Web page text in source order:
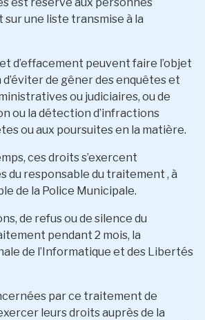
une liste transmise à la
d’effacement peuvent faire l’objet
de gêner des enquêtes et
ou judiciaires, ou de
ou la détection d’infractions
ou aux poursuites en la matière.
ces droits s’exercent
du responsable du traitement , à
de la Police Municipale.
de refus ou de silence du
pendant 2 mois, la
de l’Informatique et des Libertés
par ce traitement de
leurs droits auprès de la